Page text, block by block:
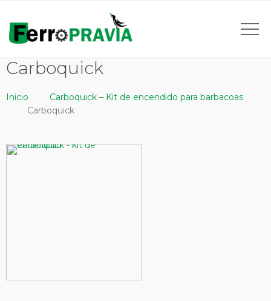
Carboquick
Inicio
Carboquick – Kit de encendido para barbacoas
Carboquick